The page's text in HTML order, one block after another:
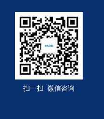
扫一扫 微信咨询